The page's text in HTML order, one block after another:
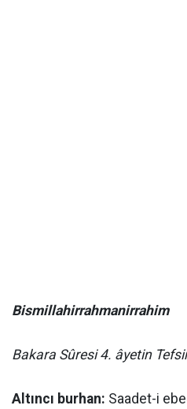
Bismillahirrahmanirrahim
Bakara Sûresi 4. âyetin
Altıncı burhan: Saadet-i